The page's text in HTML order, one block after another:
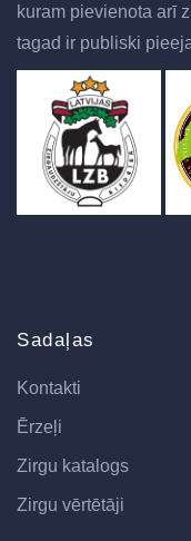
kuram pievienota arī
tagad ir publiski
Sadaļas
Kontakti
Ērzeļi
Zirgu katalogs
Zirgu vērtētāji